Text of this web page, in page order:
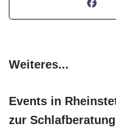
Weiteres...
Events in
zur